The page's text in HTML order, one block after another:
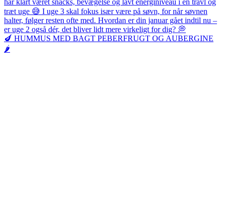
🍆 HUMMUS MED BAGT PEBERFRUGT OG AUBERGINE
🌶